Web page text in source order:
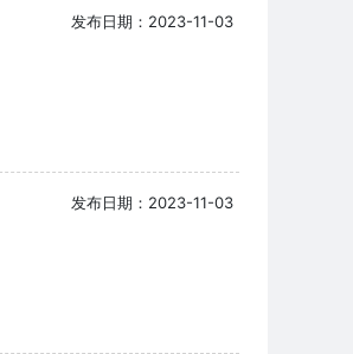
发布日期：2023-11-03
发布日期：2023-11-03